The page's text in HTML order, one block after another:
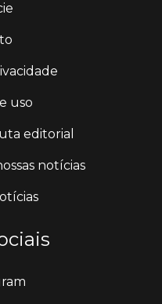
uso
editorial
notícias